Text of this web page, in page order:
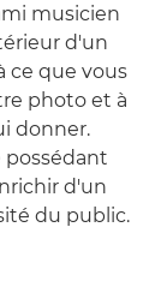
musicien
d'un
ce que vous
photo et à
donner.
possédant
d'un
du public.